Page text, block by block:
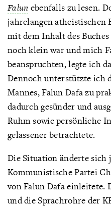
Falun ebenfalls zu lesen.
jahrelangen atheistischen
mit dem Inhalt des
noch klein war und mich
beanspruchten, legte ich
Dennoch unterstützte ich
Mannes, Falun Dafa zu
dadurch gesünder und
Ruhm sowie persönliche
gelassener betrachtete.
Die Situation änderte sich
Kommunistische Partei
von Falun Dafa einleitete.
und die Sprachrohre der